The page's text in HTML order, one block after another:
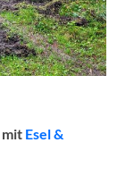
mit Esel &